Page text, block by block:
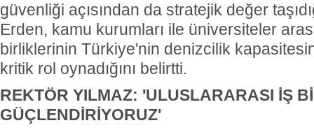
güvenliği açısından da stratejik değer
Erden, kamu kurumları ile üniversiteler
birliklerinin Türkiye'nin denizcilik
kritik rol oynadığını belirtti.
REKTÖR YILMAZ: 'ULUSLARARASI İŞ
GÜÇLENDİRİYORUZ'